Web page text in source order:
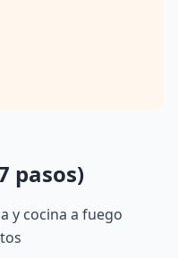
pasos)
y cocina a fuego